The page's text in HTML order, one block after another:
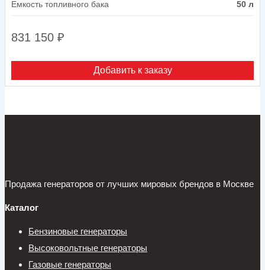
Емкость топливного бака 50 л
831 150 ₽
Добавить к заказу
Продажа генераторов от лучших мировых брендов в Москве
Каталог
Бензиновые генераторы
Высоковольтные генераторы
Газовые генераторы